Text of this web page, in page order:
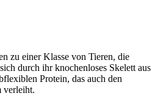
zu einer Klasse von Tieren, die
durch ihr knochenloses Skelett aus
Protein, das auch den
verleiht.